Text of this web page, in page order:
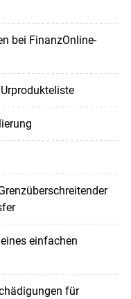
bei FinanzOnline-
einfachen
für